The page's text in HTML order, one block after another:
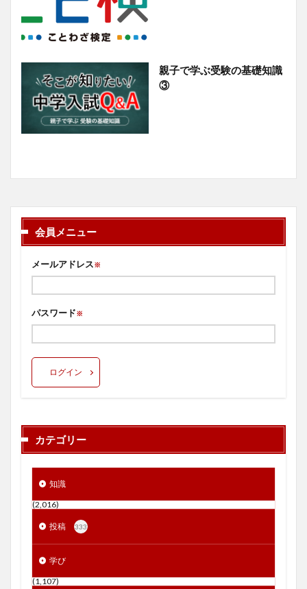
親子で学ぶ受験の基礎知識
③
会員メニュー
メールアドレス※
パスワード※
ログイン
カテゴリー
知識
(2,016)
投稿 333
学び
(1,107)